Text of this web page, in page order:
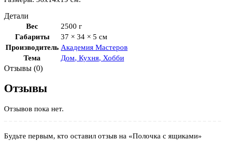
Детали
Вес
2500 г
Габариты
37 × 34 × 5 см
Производитель Академия Мастеров
Тема
Дом, Кухня, Хобби
Отзывы (0)
Отзывы
Отзывов пока нет.
Будьте первым, кто оставил отзыв на «Полочка с ящиками»